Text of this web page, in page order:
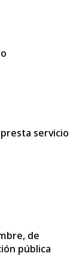
servicio
de
pública